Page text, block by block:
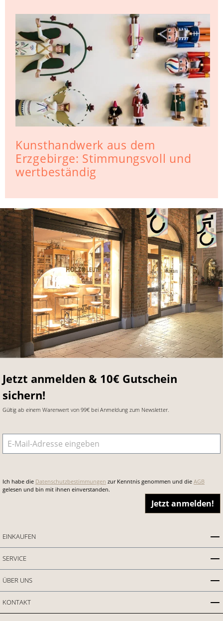
Kunsthandwerk aus dem
Erzgebirge: Stimmungsvoll und
wertbeständig
Jetzt anmelden & 10€ Gutschein
sichern!
Gültig ab einem Warenwert von 99€ bei Anmeldung zum Newsletter.
E-Mail-Adresse
Ich habe die Datenschutzbestimmungen zur Kenntnis genommen und die AGB
gelesen und bin mit ihnen einverstanden.
Jetzt anmelden!
EINKAUFEN
SERVICE
ÜBER UNS
KONTAKT